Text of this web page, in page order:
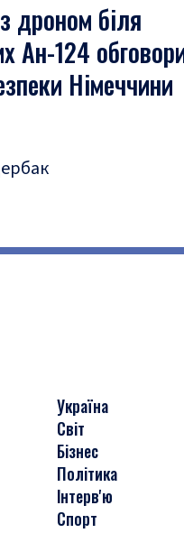
дроном біля
Ан-124
Німеччини
Україна
Світ
Бізнес
Політика
Інтерв'ю
Спорт